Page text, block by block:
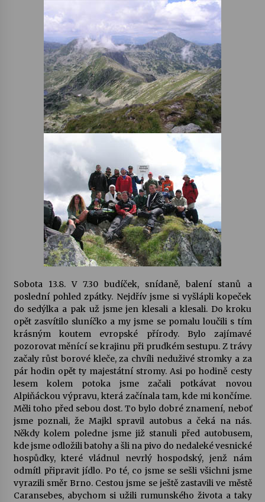
Sobota 13.8. V 7.30 budíček, snídaně, balení stanů a
poslední pohled zpátky. Nejdřív jsme si vyšlápli kopeček
do sedýlka a pak už jsme jen klesali a klesali. Do kroku
opět zasvítilo sluníčko a my jsme se pomalu loučili s tím
krásným koutem evropské přírody. Bylo zajímavé
pozorovat měnící se krajinu při prudkém sestupu. Z trávy
začaly růst borové kleče, za chvíli neduživé stromky a za
pár hodin opět ty majestátní stromy. Asi po hodině cesty
lesem kolem potoka jsme začali potkávat novou
Alpiňáckou výpravu, která začínala tam, kde mi končíme.
Měli toho před sebou dost. To bylo dobré znamení, neboť
jsme poznali, že Majkl spravil autobus a čeká na nás.
Někdy kolem poledne jsme již stanuli před autobusem,
kde jsme odložili batohy a šli na pivo do nedaleké vesnické
hospůdky, které vládnul nevrlý hospodský, jenž nám
odmítl připravit jídlo. Po té, co jsme se sešli všichni jsme
vyrazili směr Brno. Cestou jsme se ještě zastavili ve městě
Caransebes, abychom si užili rumunského života a taky